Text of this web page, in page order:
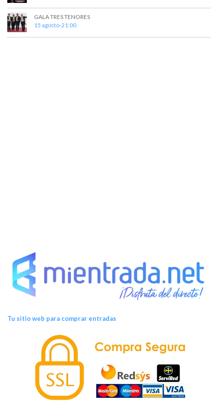
GALA TRES TENORES
15 agosto-21:00
Tu sitio web para comprar entradas